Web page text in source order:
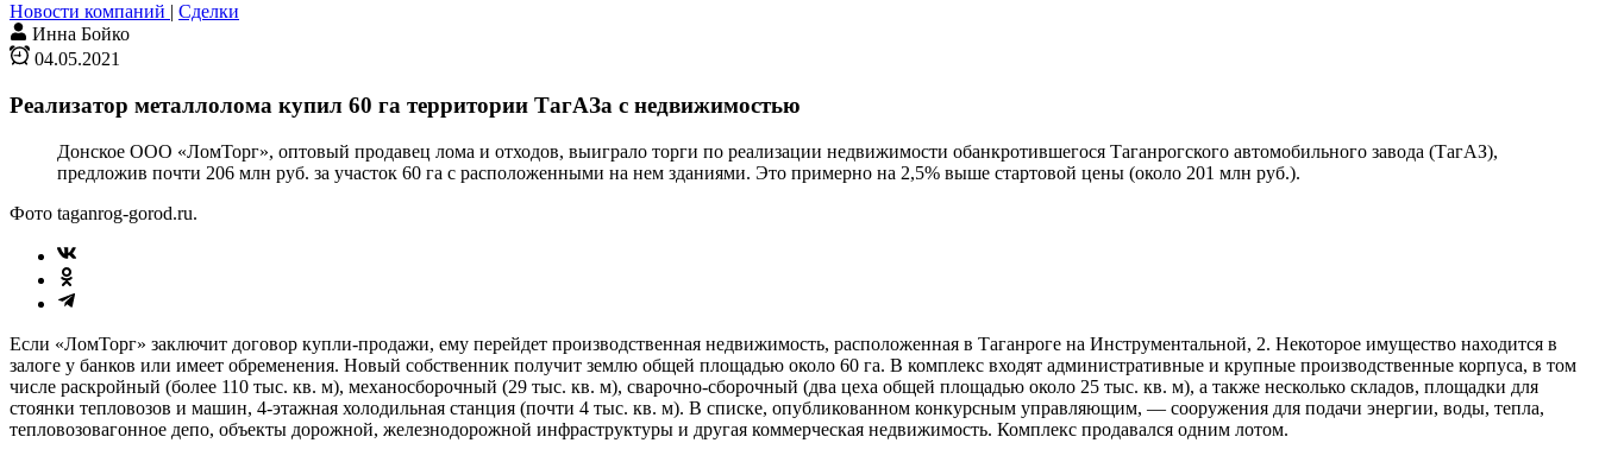
Новости компаний | Сделки
Инна Бойко
04.05.2021
Реализатор металлолома купил 60 га территории ТагАЗа с недвижимостью
Донское ООО «ЛомТорг», оптовый продавец лома и отходов, выиграло торги по реализации недвижимости обанкротившегося Таганрогского автомобильного завода (ТагАЗ),
предложив почти 206 млн руб. за участок 60 га с расположенными на нем зданиями. Это примерно на 2,5% выше стартовой цены (около 201 млн руб.).
Фото taganrog-gorod.ru.
Если «ЛомТорг» заключит договор купли-продажи, ему перейдет производственная недвижимость, расположенная в Таганроге на Инструментальной, 2. Некоторое имущество находится в
залоге у банков или имеет обременения. Новый собственник получит землю общей площадью около 60 га. В комплекс входят административные и крупные производственные корпуса, в том
числе раскройный (более 110 тыс. кв. м), механосборочный (29 тыс. кв. м), сварочно-сборочный (два цеха общей площадью около 25 тыс. кв. м), а также несколько складов, площадки для
стоянки тепловозов и машин, 4-этажная холодильная станция (почти 4 тыс. кв. м). В списке, опубликованном конкурсным управляющим, — сооружения для подачи энергии, воды, тепла,
тепловозовагонное депо, объекты дорожной, железнодорожной инфраструктуры и другая коммерческая недвижимость. Комплекс продавался одним лотом.